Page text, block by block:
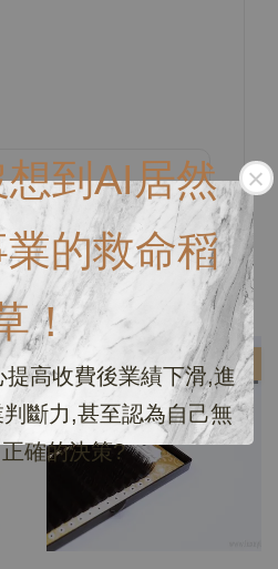
到AI居然
的救命稻
！
高收費後業績下滑,進
斷力,甚至認為自己無
確的決策?
優惠